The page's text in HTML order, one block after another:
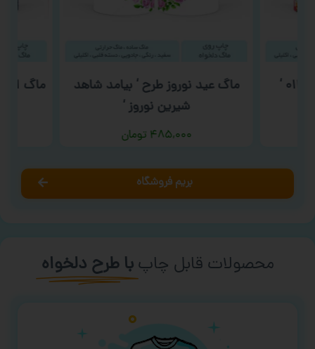
ماگ عید نوروز طرح ‘ بیامد شاهد
شیرین نوروز ‘
۴۸۵,۰۰۰ تومان
ماگ
بریم فروشگاه
محصولات قابل چاپ با طرح دلخواه